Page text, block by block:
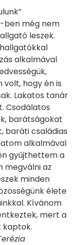
ben még nem
leszek.
alkalmával
hogy én is
Lakatos tanár
Csodálatos
barátságokat
baráti családias
alkalmával
gyűjthettem a
megválni az
minden
élete
Kívánom
mert a
kaptok.